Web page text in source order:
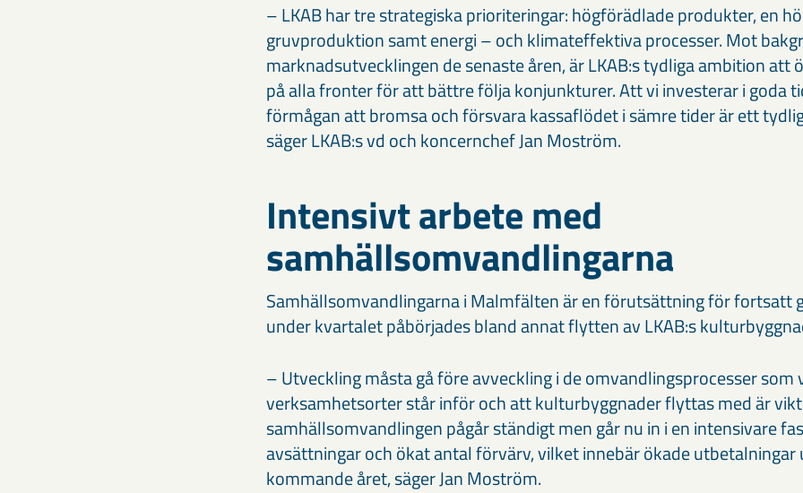
– LKAB har tre strategiska prioriteringar: högförädlade produkter, en
gruvproduktion samt energi – och klimateffektiva processer. Mot
marknadsutvecklingen de senaste åren, är LKAB:s tydliga ambition att
på alla fronter för att bättre följa konjunkturer. Att vi investerar i goda
förmågan att bromsa och försvara kassaflödet i sämre tider är ett
säger LKAB:s vd och koncernchef Jan Moström.
Intensivt arbete med
samhällsomvandlingarna
Samhällsomvandlingarna i Malmfälten är en förutsättning för fortsatt
under kvartalet påbörjades bland annat flytten av LKAB:s
– Utveckling måsta gå före avveckling i de omvandlingsprocesser som
verksamhetsorter står inför och att kulturbyggnader flyttas med är
samhällsomvandlingen pågår ständigt men går nu in i en intensivare
avsättningar och ökat antal förvärv, vilket innebär ökade utbetalningar
kommande året, säger Jan Moström.